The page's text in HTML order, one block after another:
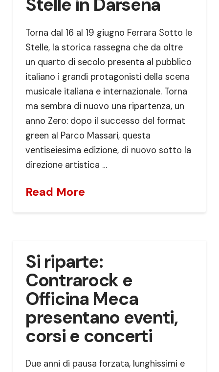
Torna dal 16 al 19 giugno Ferrara Sotto le
Stelle, la storica rassegna che da oltre
un quarto di secolo presenta al pubblico
italiano i grandi protagonisti della scena
musicale italiana e internazionale. Torna
ma sembra di nuovo una ripartenza, un
anno Zero: dopo il successo del format
green al Parco Massari, questa
ventiseiesima edizione, di nuovo sotto la
direzione artistica …
Read More
Si riparte:
Contrarock e
Officina Meca
presentano eventi,
corsi e concerti
Due anni di pausa forzata, lunghissimi e